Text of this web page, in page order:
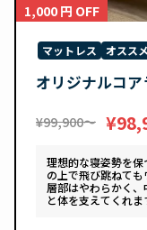
1,000 円 OFF
マットレス オススメ
オリジナルコ
¥99,900〜
理想的な寝姿勢を
の上で飛び跳ねて
層部はやわらかく
と体を支えてくれま